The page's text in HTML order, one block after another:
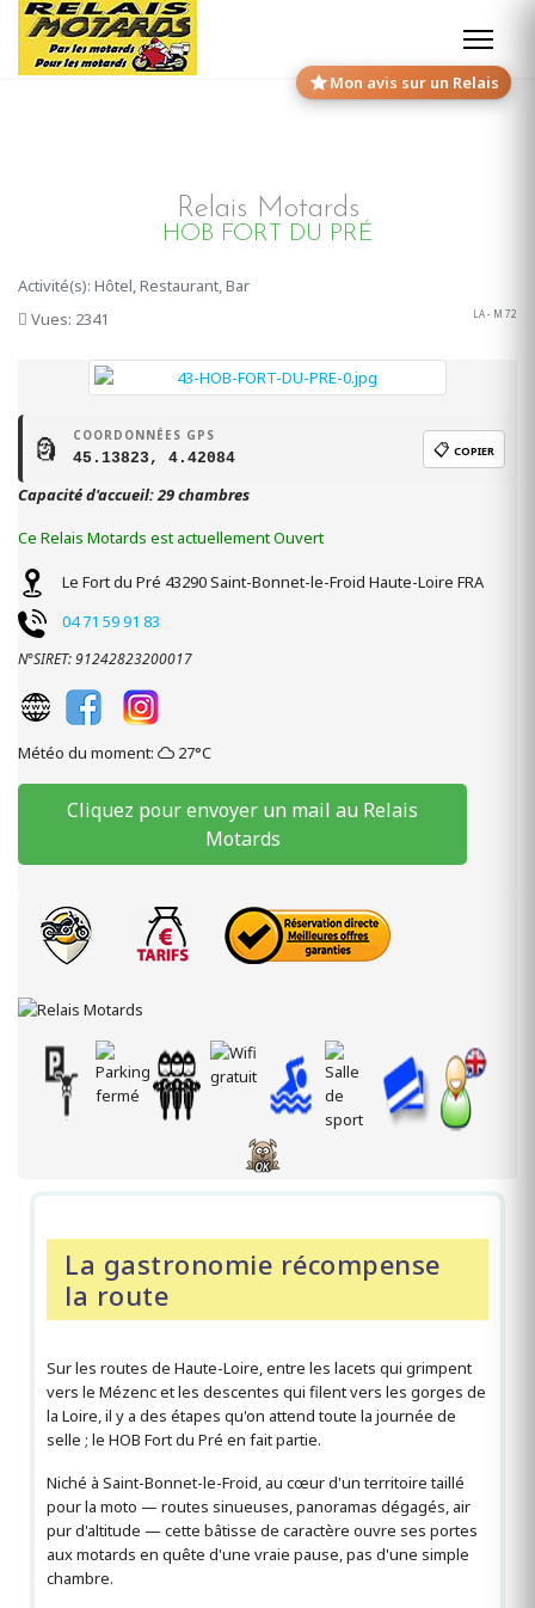
Mon avis sur un Relais
Relais Motards
HOB FORT DU PRÉ
Activité(s): Hôtel, Restaurant, Bar
Vues: 2341
LA - M 72
🗿 COORDONNÉES GPS
45.13823, 4.42084 📋 COPIER
Capacité d'accueil: 29 chambres
Ce Relais Motards est actuellement Ouvert
Le Fort du Pré 43290Saint-Bonnet-le-Froid Haute-Loire FRA
04 71 59 91 83
N°SIRET: 91242823200017
Météo du moment: 27°C
Cliquez pour envoyer un mail au Relais
Motards
La gastronomie récompense
la route
Sur les routes de Haute-Loire, entre les lacets qui grimpent
vers le Mézenc et les descentes qui filent vers les gorges de
la Loire, il y a des étapes qu'on attend toute la journée de
selle ; le HOB Fort du Pré en fait partie.
Niché à Saint-Bonnet-le-Froid, au cœur d'un territoire taillé
pour la moto — routes sinueuses, panoramas dégagés, air
pur d'altitude — cette bâtisse de caractère ouvre ses portes
aux motards en quête d'une vraie pause, pas d'une simple
chambre.